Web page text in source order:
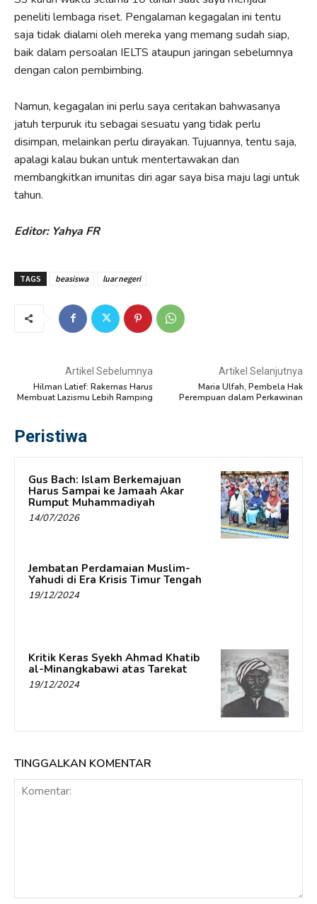
peneliti lembaga riset. Pengalaman kegagalan ini tentu
saja tidak dialami oleh mereka yang memang sudah siap,
baik dalam persoalan IELTS ataupun jaringan sebelumnya
dengan calon pembimbing.
Namun, kegagalan ini perlu saya ceritakan bahwasanya
jatuh terpuruk itu sebagai sesuatu yang tidak perlu
disimpan, melainkan perlu dirayakan. Tujuannya, tentu saja,
apalagi kalau bukan untuk mentertawakan dan
membangkitkan imunitas diri agar saya bisa maju lagi untuk
tahun.
Editor: Yahya FR
TAGS beasiswa luar negeri
Artikel Sebelumnya
Hilman Latief: Rakernas Harus
Membuat Lazismu Lebih Ramping
Artikel Selanjutnya
Maria Ulfah, Pembela Hak
Perempuan dalam Perkawinan
Peristiwa
Gus Bach: Islam Berkemajuan
Harus Sampai ke Jamaah Akar
Rumput Muhammadiyah
14/07/2026
Jembatan Perdamaian Muslim-
Yahudi di Era Krisis Timur Tengah
19/12/2024
Kritik Keras Syekh Ahmad Khatib
al-Minangkabawi atas Tarekat
19/12/2024
TINGGALKAN KOMENTAR